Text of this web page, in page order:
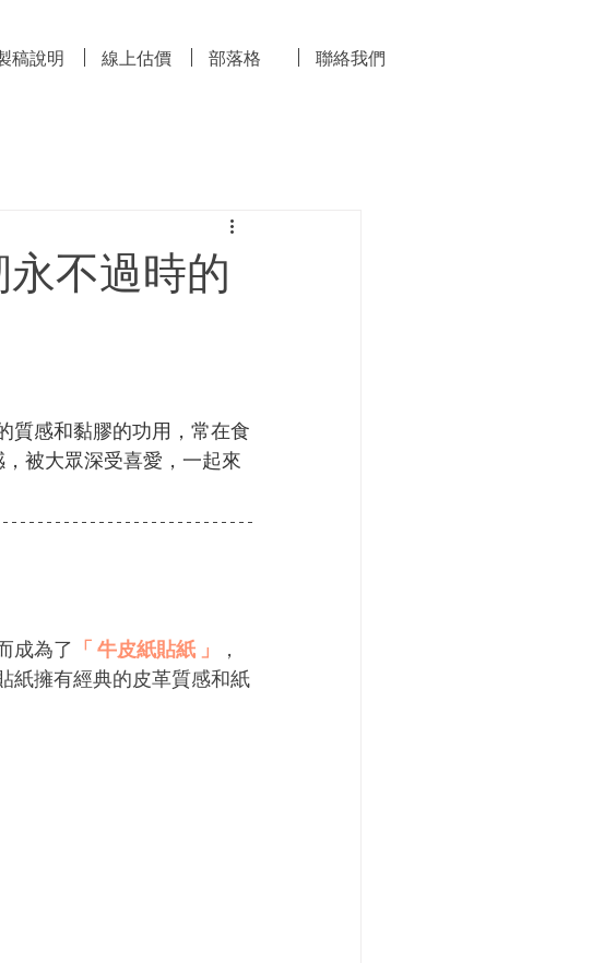
稿說明 線上估價 部落格 聯絡我們
不過時的
質感和黏膠的功用，常在食
被大眾深受喜愛，一起來
成為了 「 牛皮紙貼紙 」
，
紙擁有經典的皮革質感和紙